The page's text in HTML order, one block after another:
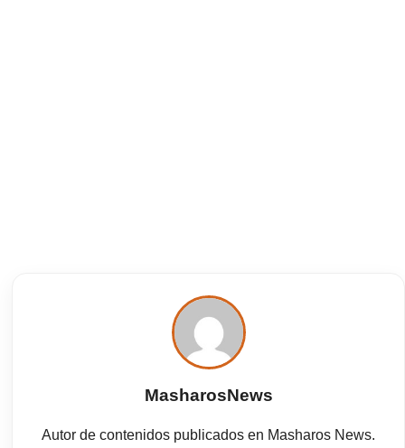
MasharosNews
Autor de contenidos publicados en Masharos News.